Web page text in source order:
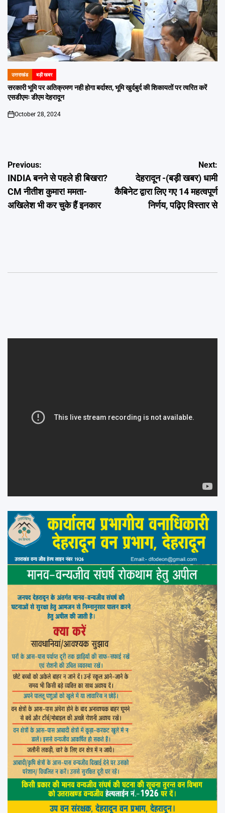
POSTED
IN
उत्तराखंड बड़ी खबर
सरकारी भूमि पर अतिक्रमण नही होगा बर्दाश्त, भूमि खुर्दबुर्द की शिकायतों पर त्वरित करें
एसडीएमः डीएम देहरादून
on
October 28, 2024
Post
navigation
Previous:
INDIA बनने से पहले ही बिखरा?
CM नीतीश कुमार! ममता-
अखिलेश भी कर चुके हैं इनकार
Next:
देहरादून -(बड़ी खबर) धामी
कैबिनेट द्वारा लिए गए 14 महत्वपूर्ण
निर्णय, पढ़िए विस्तार से